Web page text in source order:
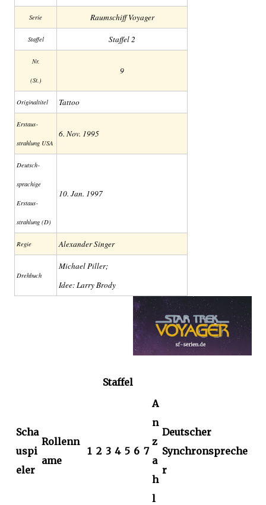
Serie Raumschiff Voyager
Staffel Staffel 2
Nr.
(St.)
9
Original­titel Tattoo
Erstaus­
strahlung USA
6. Nov. 1995
Deutsch­
sprachige
Erstaus­
strahlung (D)
10. Jan. 1997
Regie Alexander Singer
Drehbuch
Michael Piller;
Idee: Larry Brody
Staffel
Scha
uspi
eler
Rollenn
ame
1 2 3 4 5 6 7
A
n
z
a
h
l
Deutscher
Synchronspreche
r